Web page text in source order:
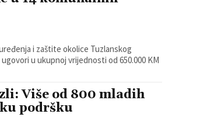
i zaštite okolice Tuzlanskog
u ukupnoj vrijednosti od 650.000 KM
Više od 800 mladih
podršku